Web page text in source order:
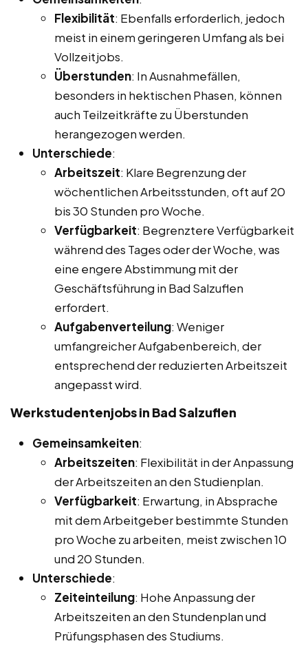
Flexibilität: Ebenfalls erforderlich, jedoch
meist in einem geringeren Umfang als bei
Vollzeitjobs.
Überstunden: In Ausnahmefällen,
besonders in hektischen Phasen, können
auch Teilzeitkräfte zu Überstunden
herangezogen werden.
Unterschiede:
Arbeitszeit: Klare Begrenzung der
wöchentlichen Arbeitsstunden, oft auf 20
bis 30 Stunden pro Woche.
Verfügbarkeit: Begrenztere Verfügbarkeit
während des Tages oder der Woche, was
eine engere Abstimmung mit der
Geschäftsführung in Bad Salzuflen
erfordert.
Aufgabenverteilung: Weniger
umfangreicher Aufgabenbereich, der
entsprechend der reduzierten Arbeitszeit
angepasst wird.
Werkstudentenjobs in Bad Salzuflen
Gemeinsamkeiten:
Arbeitszeiten: Flexibilität in der Anpassung
der Arbeitszeiten an den Studienplan.
Verfügbarkeit: Erwartung, in Absprache
mit dem Arbeitgeber bestimmte Stunden
pro Woche zu arbeiten, meist zwischen 10
und 20 Stunden.
Unterschiede:
Zeiteinteilung: Hohe Anpassung der
Arbeitszeiten an den Stundenplan und
Prüfungsphasen des Studiums.